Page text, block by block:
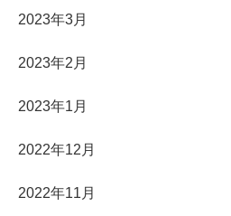
2023年3月
2023年2月
2023年1月
2022年12月
2022年11月